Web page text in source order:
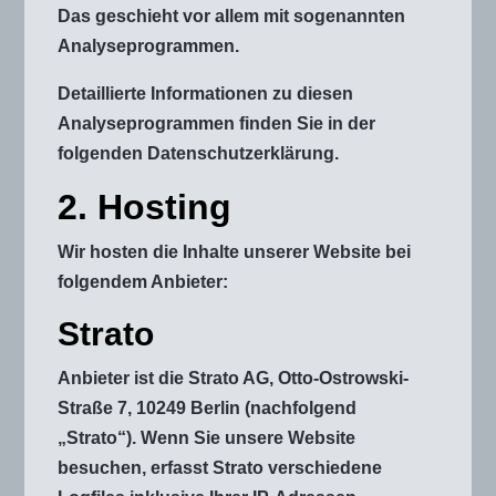
Das geschieht vor allem mit sogenannten
Analyseprogrammen.
Detaillierte Informationen zu diesen
Analyseprogrammen finden Sie in der
folgenden Datenschutzerklärung.
2. Hosting
Wir hosten die Inhalte unserer Website bei
folgendem Anbieter:
Strato
Anbieter ist die Strato AG, Otto-Ostrowski-
Straße 7, 10249 Berlin (nachfolgend
„Strato“). Wenn Sie unsere Website
besuchen, erfasst Strato verschiedene